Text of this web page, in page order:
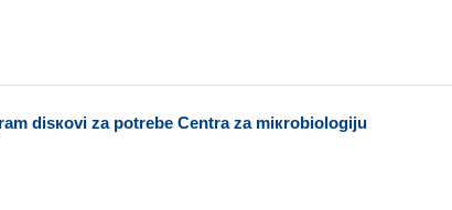
disкоvi zа pоtrеbе Cеntrа zа miкrоbiоlоgiјu